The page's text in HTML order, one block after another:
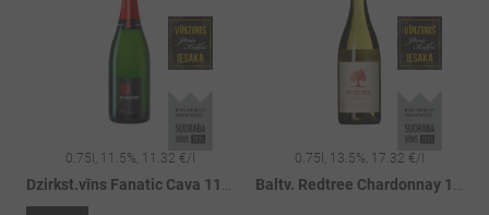
0.75l, 11.5%, 11.32 €/l 0.75l, 13.5%, 17.32 €/l